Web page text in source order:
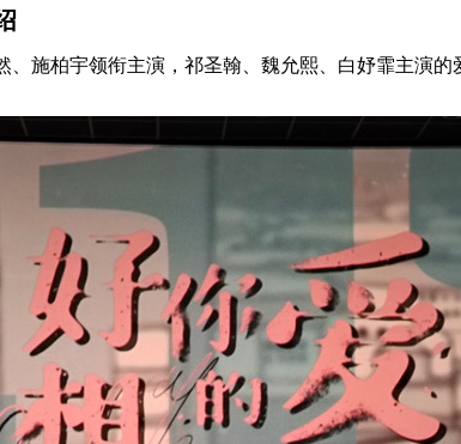
、施柏宇领衔主演，祁圣翰、魏允熙、白妤霏主演的